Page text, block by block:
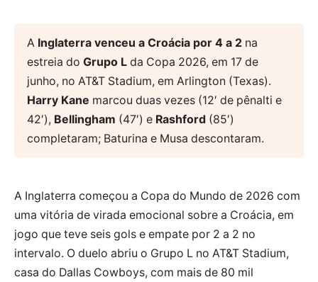
A Inglaterra venceu a Croácia por 4 a 2na
estreia do Grupo Lda Copa 2026, em 17 de
junho, no AT&T Stadium, em Arlington (Texas).
Harry Kane marcou duas vezes (12′ de pênalti e
42′), Bellingham (47′) e Rashford(85′)
completaram; Baturina e Musa descontaram.
A Inglaterra começou a Copa do Mundo de 2026 com
uma vitória de virada emocional sobre a Croácia, em
jogo que teve seis gols e empate por 2 a 2 no
intervalo. O duelo abriu o Grupo L no AT&T Stadium,
casa do Dallas Cowboys, com mais de 80 mil